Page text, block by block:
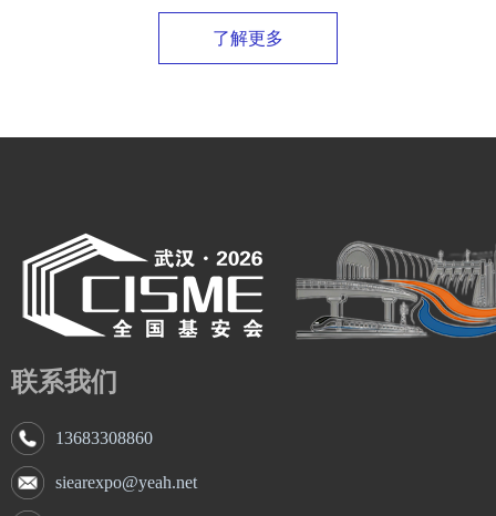
了解更多
联系我们
13683308860
siearexpo@yeah.net